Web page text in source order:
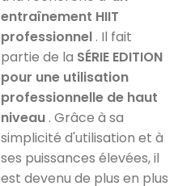
entraînement HIIT
professionnel . Il fait
partie de la SÉRIE EDITION
pour une utilisation
professionnelle de haut
niveau . Grâce à sa
simplicité d'utilisation et à
ses puissances élevées, il
est devenu de plus en plus